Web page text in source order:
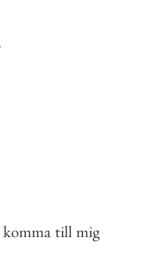
komma till mig